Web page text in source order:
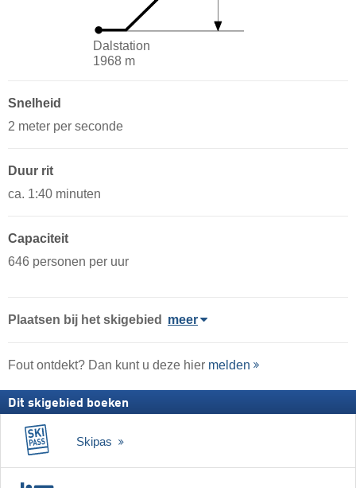
Dalstation
1968 m
Snelheid
2 meter per seconde
Duur rit
ca. 1:40 minuten
Capaciteit
646 personen per uur
Plaatsen bij het skigebied meer
Fout ontdekt? Dan kunt u deze hier melden
Dit skigebied boeken
Skipas